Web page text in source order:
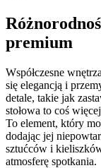
premium
Współczesne
się elegancją i
detale, takie jak
stołowa to coś
To element, który
dodając jej
sztućców i
atmosferę spotkania.